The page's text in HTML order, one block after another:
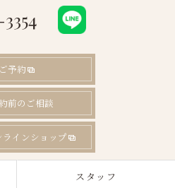
ご予約
前のご相談
ラインショップ
スタッフ